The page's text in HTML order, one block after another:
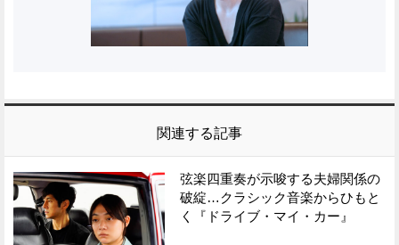
関連する記事
弦楽四重奏が示唆する夫婦関係の
破綻…クラシック音楽からひもと
く『ドライブ・マイ・カー』